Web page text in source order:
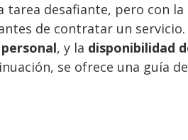
desafiante, pero con
de contratar un servicio.
, y la disponibilidad
se ofrece una guía